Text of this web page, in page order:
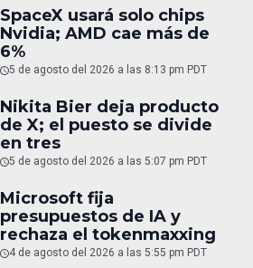
SpaceX usará solo chips
Nvidia; AMD cae más de
6%
5 de agosto del 2026 a las 8:13 pm PDT
Nikita Bier deja producto
de X; el puesto se divide
en tres
5 de agosto del 2026 a las 5:07 pm PDT
Microsoft fija
presupuestos de IA y
rechaza el tokenmaxxing
4 de agosto del 2026 a las 5:55 pm PDT